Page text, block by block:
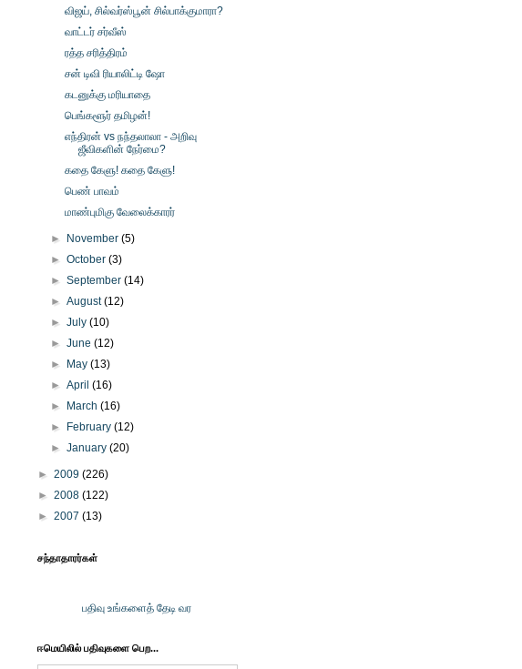
விஜய், சில்வர்ஸ்பூன் சில்பாக்குமாரா?
வாட்டர் சர்வீஸ்
ரத்த சரித்திரம்
சன் டிவி ரியாலிட்டி ஷோ
கடனுக்கு மரியாதை
பெங்களூர் தமிழன்!
எந்திரன் vs நந்தலாலா - அறிவு
ஜீவிகளின் நேர்மை?
கதை கேளு! கதை கேளு!
பெண் பாவம்
மாண்புமிகு வேலைக்காரர்
► November(5)
►October(3)
►September(14)
►August(12)
►July(10)
►June(12)
►
May(13)
►April(16)
►
March(16)
►
February(12)
►January(20)
► 2009 (226)
► 2008 (122)
► 2007 (13)
சந்தாதாரர்கள்
பதிவு உங்களைத் தேடி வர
ஈமெயிலில் பதிவுகளை பெற...